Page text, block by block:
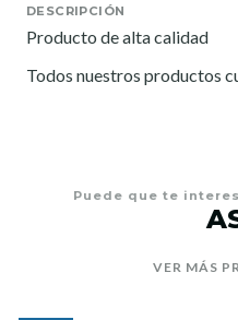
DESCRIPCIÓN
Producto de alta calidad
Todos nuestros productos
Puede que te
VER MÁS